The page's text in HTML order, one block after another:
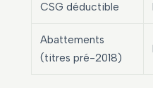
CSG déductible
Abattements
(titres pré-2018)